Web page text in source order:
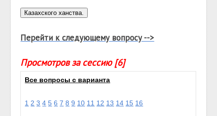
Перейти к следующему вопросу -->
Просмотров за сессию [6]
Все вопросы с варианта
1 2 3 4 5 6 7 8 9 10 11 12 13 14 15 16